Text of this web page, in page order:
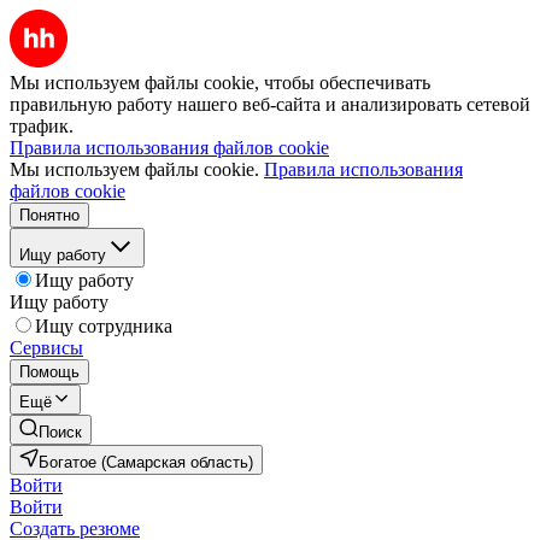
Мы используем файлы cookie, чтобы обеспечивать
правильную работу нашего веб-сайта и анализировать сетевой
трафик.
Правила использования файлов cookie
Мы используем файлы cookie. Правила использования
файлов cookie
Понятно
Ищу работу
Ищу работу
Ищу работу
Ищу сотрудника
Сервисы
Помощь
Ещё
Поиск
Богатое (Самарская область)
Войти
Войти
Создать резюме